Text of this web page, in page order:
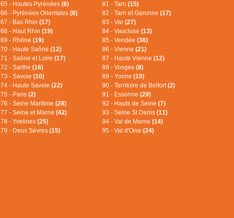
65 - Hautes Pyrénées (8)
66 - Pyrénées Orientales (8)
67 - Bas Rhin (17)
68 - Haut Rhin (19)
69 - Rhône (19)
70 - Haute Saône (12)
71 - Saône et Loire (17)
72 - Sarthe (16)
73 - Savoie (10)
74 - Haute Savoie (22)
75 - Paris (2)
76 - Seine Maritime (28)
77 - Seine et Marne (42)
78 - Yvelines (25)
79 - Deux Sèvres (15)
81 - Tarn (15)
82 - Tarn et Garonne (17)
83 - Var (27)
84 - Vaucluse (13)
85 - Vendée (36)
86 - Vienne (21)
87 - Haute Vienne (12)
88 - Vosges (8)
89 - Yonne (10)
90 - Territoire de Belfort(2)
91 - Essonne (29)
92 - Hauts de Seine (7)
93 - Seine St Denis (11)
94 - Val de Marne (14)
95 - Val d'Oise (24)